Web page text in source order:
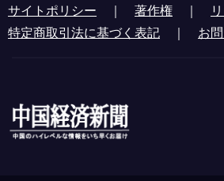
サイトポリシー ｜ 著作権 ｜
特定商取引法に基づく表記 ｜ お